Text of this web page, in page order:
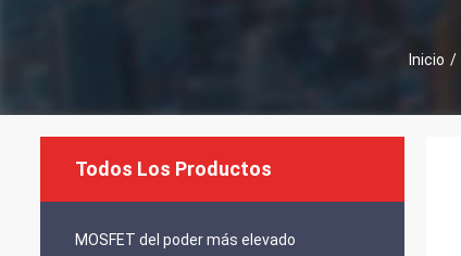
Inicio /
Todos Los Productos
MOSFET del poder más elevado